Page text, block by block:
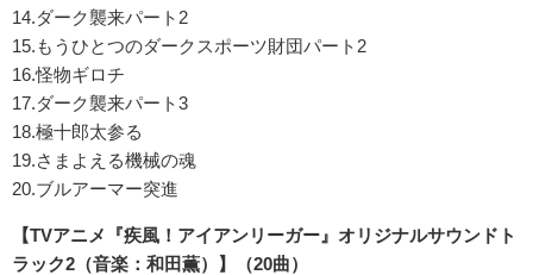
14.ダーク襲来パート2
15.もうひとつのダークスポーツ財団パート2
16.怪物ギロチ
17.ダーク襲来パート3
18.極十郎太参る
19.さまよえる機械の魂
20.ブルアーマー突進
【TVアニメ『疾風！アイアンリーガー』オリジナルサウンドト
ラック2（音楽：和田薫）】（20曲）